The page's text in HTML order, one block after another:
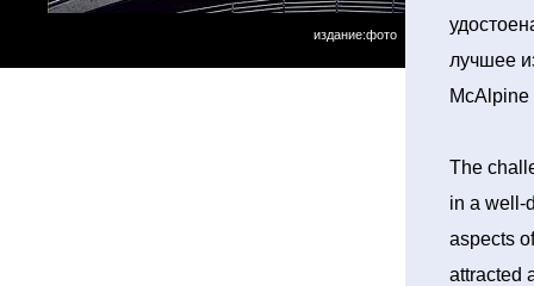
издание:фото
лучшее
The
in a well-
aspects
attracted